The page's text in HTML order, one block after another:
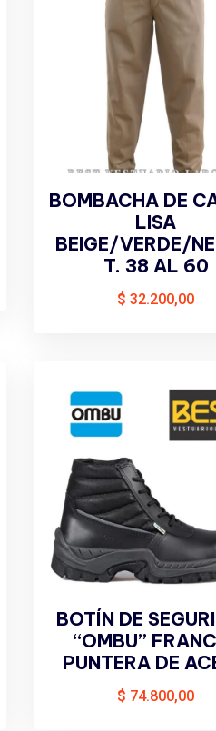
BOMBACHA DE
LISA
BEIGE/VERDE/
T. 38 AL 60
$ 32.200,00
BOTÍN DE
“OMBU”
PUNTERA DE
$ 74.800,00